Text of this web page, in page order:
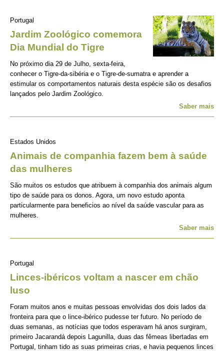
Portugal
Jardim Zoológico comemora
Dia Mundial do Tigre
No próximo dia 29 de Julho, sexta-feira,
conhecer o Tigre-da-sibéria e o Tigre-de-sumatra e aprender a
estimular os comportamentos naturais desta espécie são os desafios
lançados pelo Jardim Zoológico.
Saber mais
Estados Unidos
Animais de companhia fazem bem à saúde
das mulheres
São muitos os estudos que atribuem à companhia dos animais algum
tipo de saúde para os donos. Agora, um novo estudo aponta
particularmente para beneficios ao nível da saúde vascular para as
mulheres.
Saber mais
Portugal
Linces-ibéricos voltam a nascer em chão
luso
Foram muitos anos e muitas pessoas envolvidas dos dois lados da
fronteira para que o lince-ibérico pudesse ter futuro. No período de
duas semanas, as notícias que todos esperavam há anos surgiram,
primeiro Jacarandá depois Lagunilla, duas das fêmeas libertadas em
Portugal, tinham tido as suas primeiras crias, e havia pequenos linces